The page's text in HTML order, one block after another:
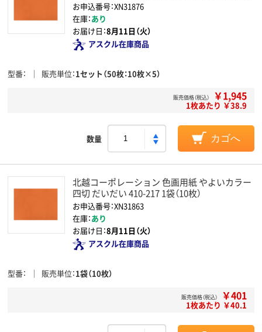
お申込番号：XN31876
在庫：あり
お届け日：8月11日（火）
アスクル在庫商品
型番 販売単位 1セット（50枚：10枚×5）
販売価格（税込） ￥1,945
1枚あたり ￥38.9
数量 カゴへ
北越コーポレーション 色画用紙 やよいカラー
四切 だいだい 410-217 1袋（10枚）
お申込番号：XN31863
在庫：あり
お届け日：8月11日（火）
アスクル在庫商品
型番 販売単位 1袋（10枚）
販売価格（税込） ￥401
1枚あたり ￥40.1